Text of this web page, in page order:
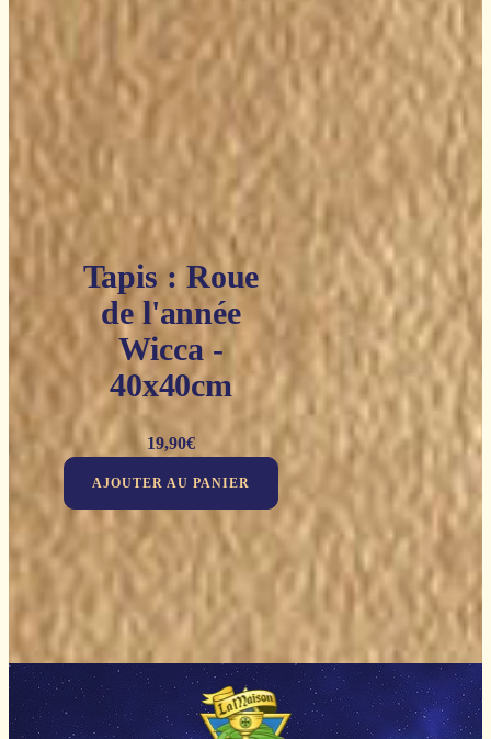
Tapis : Roue
de l'année
Wicca -
40x40cm
19,90€
AJOUTER AU PANIER